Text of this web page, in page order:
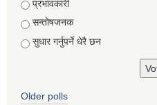
Choices
प्रभावकारी
सन्तोषजनक
सुधार गर्नुपर्ने धेरै छन
Older polls